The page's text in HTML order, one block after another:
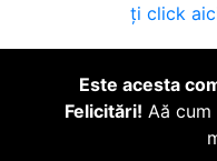
ți click
Este acesta
Felicitări! Aă